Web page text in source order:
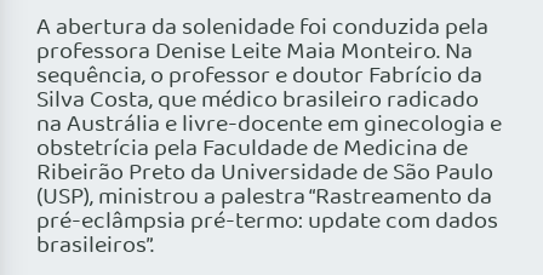
A abertura da solenidade foi conduzida pela
professora Denise Leite Maia Monteiro. Na
sequência, o professor e doutor Fabrício da
Silva Costa, que médico brasileiro radicado
na Austrália e livre-docente em ginecologia e
obstetrícia pela Faculdade de Medicina de
Ribeirão Preto da Universidade de São Paulo
(USP), ministrou a palestra “Rastreamento da
pré-eclâmpsia pré-termo: update com dados
brasileiros”.